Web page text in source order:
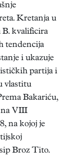
Kretanja u
kvalificira
tendencija
i ukazuje
partija i
vlastitu
Bakariću,
na VIII
na kojoj je
Broz Tito.